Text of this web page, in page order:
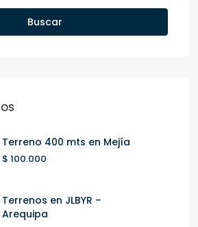
Buscar
Terreno 400 mts en Mejía
$ 100.000
Terrenos en JLBYR –
Arequipa